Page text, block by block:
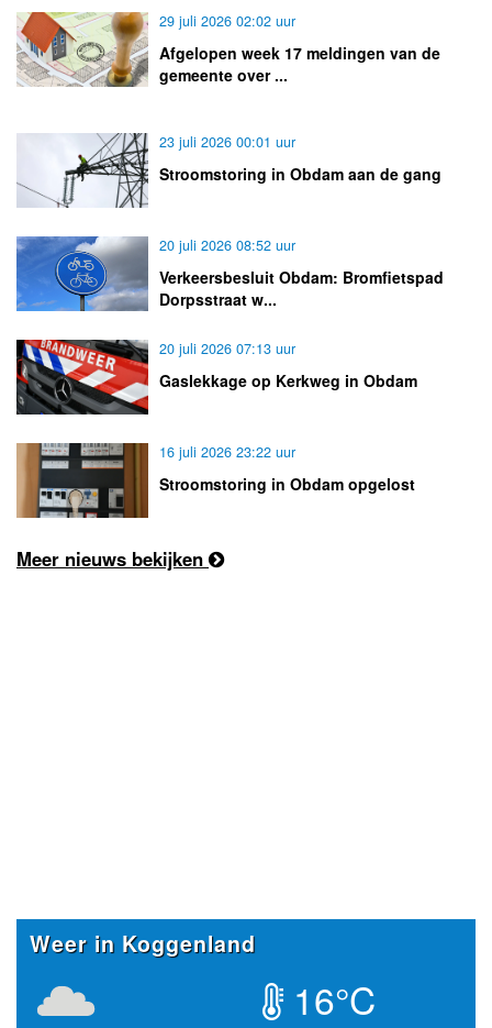
29 juli 2026 02:02 uur
Afgelopen week 17 meldingen van de
gemeente over ...
23 juli 2026 00:01 uur
Stroomstoring in Obdam aan de gang
20 juli 2026 08:52 uur
Verkeersbesluit Obdam: Bromfietspad
Dorpsstraat w...
20 juli 2026 07:13 uur
Gaslekkage op Kerkweg in Obdam
16 juli 2026 23:22 uur
Stroomstoring in Obdam opgelost
Meer nieuws bekijken
Weer in Koggenland
16°C